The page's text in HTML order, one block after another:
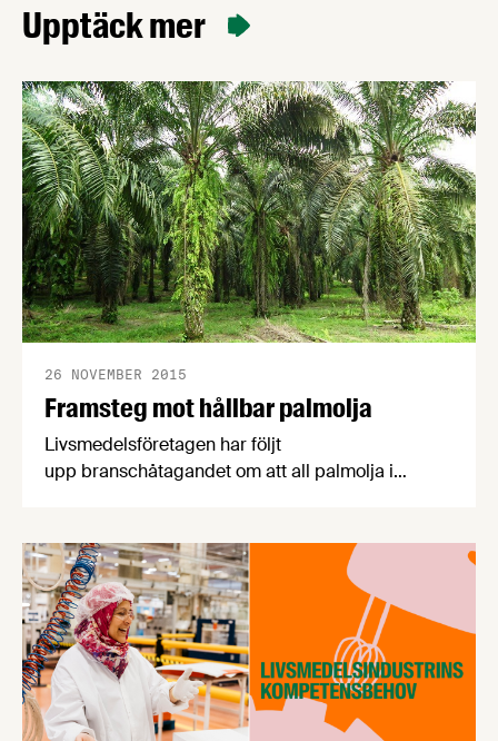
Upptäck mer
Framsteg mot hållbar palmolja
26 NOVEMBER 2015
Livsmedelsföretagen har följt
upp branschåtagandet om att all palmolja i
en rapport som presenterades på ett
palmoljeseminarium den 25 november.